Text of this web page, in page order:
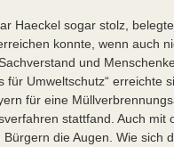
Haeckel sogar stolz,
konnte, wenn auch
und
für Umweltschutz“ erreichte
für eine
stattfand. Auch mit
die Augen. Wie sich